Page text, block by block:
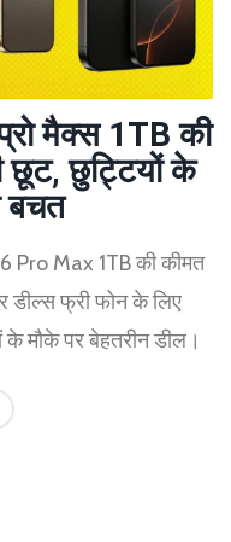
मैक्स 1TB की
छुट्टियों के
बचत
Pro Max 1TB की कीमत
डील्स फ्री फोन के लिए
के मौके पर बेहतरीन डील।